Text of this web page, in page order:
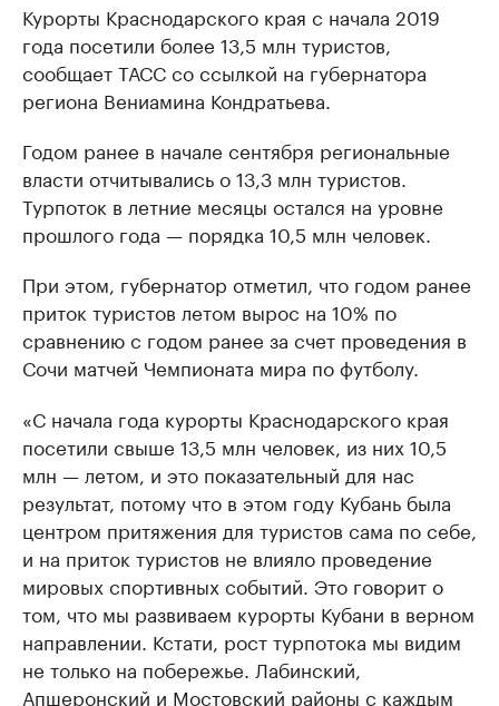
Курорты Краснодарского края с начала 2019
года посетили более 13,5 млн туристов,
сообщает ТАСС со ссылкой на губернатора
региона Вениамина Кондратьева.
Годом ранее в начале сентября региональные
власти отчитывались о 13,3 млн туристов.
Турпоток в летние месяцы остался на уровне
прошлого года — порядка 10,5 млн человек.
При этом, губернатор отметил, что годом ранее
приток туристов летом вырос на 10% по
сравнению с годом ранее за счет проведения в
Сочи матчей Чемпионата мира по футболу.
«С начала года курорты Краснодарского края
посетили свыше 13,5 млн человек, из них 10,5
млн — летом, и это показательный для нас
результат, потому что в этом году Кубань была
центром притяжения для туристов сама по себе,
и на приток туристов не влияло проведение
мировых спортивных событий. Это говорит о
том, что мы развиваем курорты Кубани в верном
направлении. Кстати, рост турпотока мы видим
не только на побережье. Лабинский,
Апшеронский и Мостовский районы с каждым